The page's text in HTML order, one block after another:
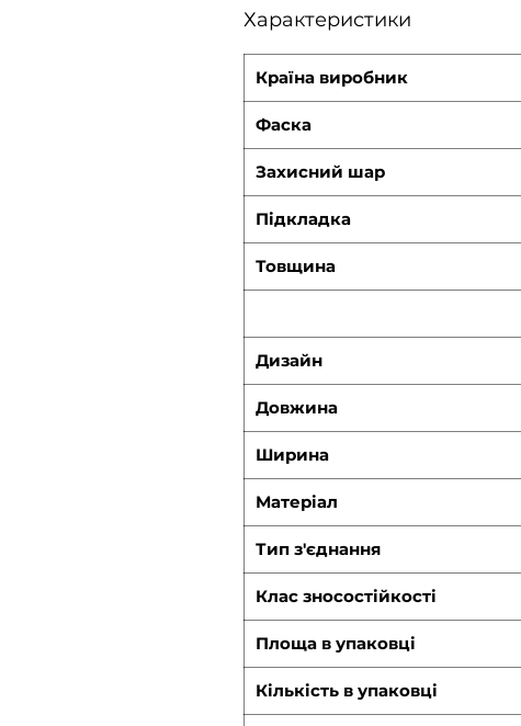
Характеристики
Країна виробник
Фаска
Захисний шар
Підкладка
Товщина
Дизайн
Довжина
Ширина
Матеріал
Тип з'єднання
Клас зносостійкості
Площа в упаковці
Кількість в упаковці